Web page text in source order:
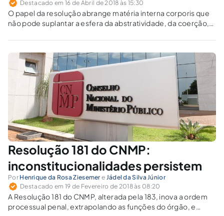
Destacado em 16 de Abril de 2018 às 15:30
O papel da resolução abrange matéria interna corporis que
não pode suplantar a esfera da abstratividade, da coerção,
processual penal.
Resolução 181 do CNMP:
inconstitucionalidades persistem
Por Henrique da Rosa Ziesemer e Jádel da Silva Júnior
Destacado em 19 de Fevereiro de 2018 às 08:20
A Resolução 181 do CNMP, alterada pela 183, inova a ordem
processual penal, extrapolando as funções do órgão, e